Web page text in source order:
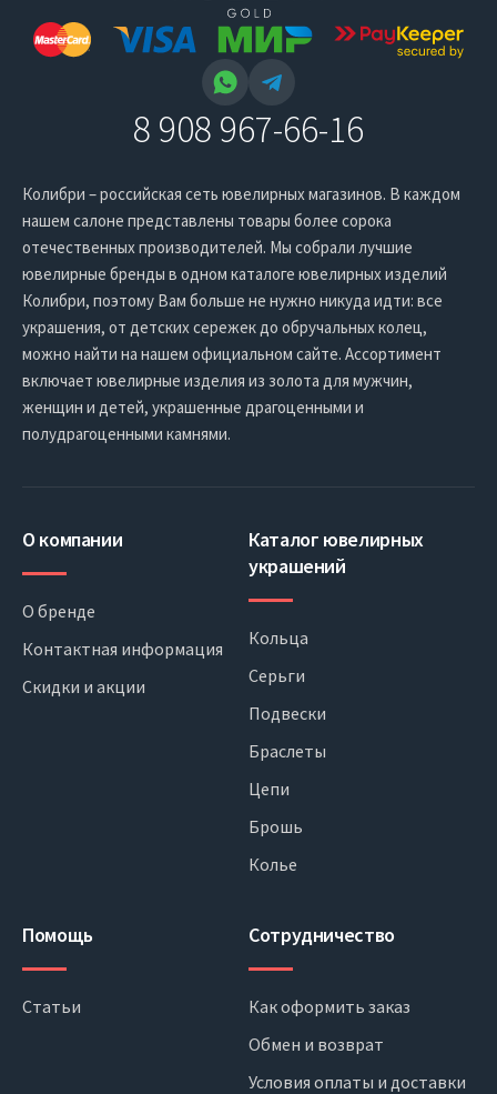
8 908 967-66-16
Колибри – российская сеть ювелирных магазинов. В каждом
нашем салоне представлены товары более сорока
отечественных производителей. Мы собрали лучшие
ювелирные бренды в одном каталоге ювелирных изделий
Колибри, поэтому Вам больше не нужно никуда идти: все
украшения, от детских сережек до обручальных колец,
можно найти на нашем официальном сайте. Ассортимент
включает ювелирные изделия из золота для мужчин,
женщин и детей, украшенные драгоценными и
полудрагоценными камнями.
О компании
О бренде
Контактная информация
Скидки и акции
Каталог ювелирных
украшений
Кольца
Серьги
Подвески
Браслеты
Цепи
Брошь
Колье
Помощь
Статьи
Сотрудничество
Как оформить заказ
Обмен и возврат
Условия оплаты и доставки